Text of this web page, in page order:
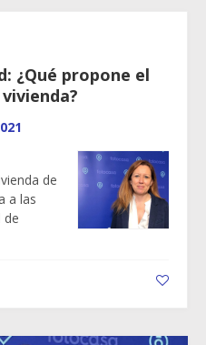
¿Qué propone el
de
a las
de